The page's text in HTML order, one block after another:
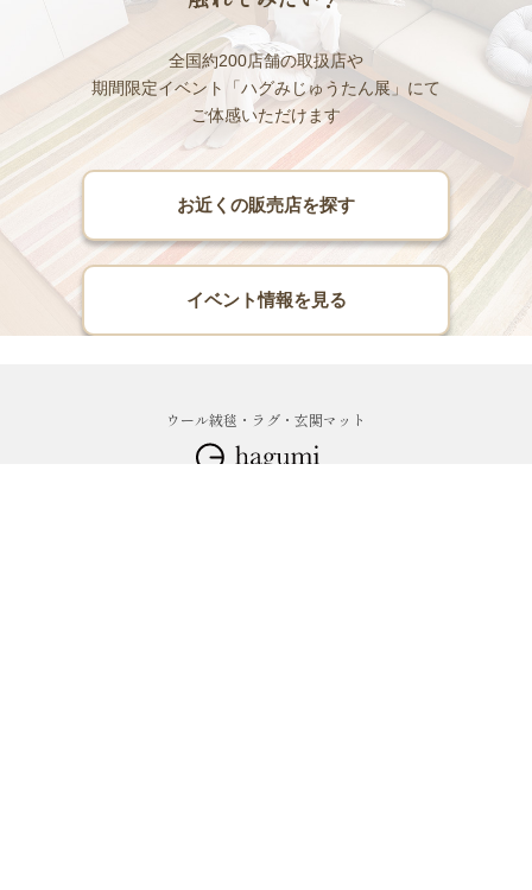
全国約200店舗の取扱店や
期間限定イベント「ハグみじゅうたん展」にて
ご体感いただけます
お近くの販売店を探す
イベント情報を見る
ウール絨毯・ラグ・玄関マット